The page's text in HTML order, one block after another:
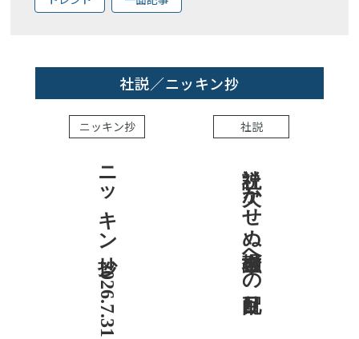
社説／ニッキン抄
ニッキン抄
ニッキン抄 2026.7.31
社説
社説 欠かせぬ金融市場への目配り